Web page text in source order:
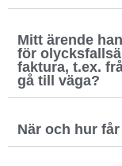
Mitt ärende
för
faktura, t.ex.
gå till väga?
När och hur